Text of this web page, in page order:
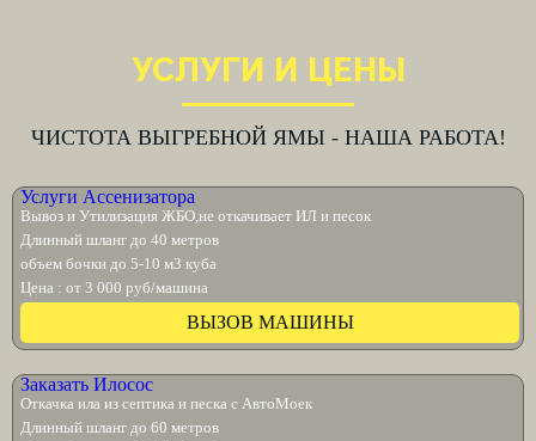
УСЛУГИ И ЦЕНЫ
ЧИСТОТА ВЫГРЕБНОЙ ЯМЫ - НАША РАБОТА!
Услуги Ассенизатора
Вывоз и Утилизация ЖБО,не откачивает ИЛ и песок
Длинный шланг до 40 метров
объем бочки до 5-10 м3 куба
Цена : от 3 000 руб/машина
ВЫЗОВ МАШИНЫ
Заказать Илосос
Откачка ила из септика и песка с АвтоМоек
Длинный шланг до 60 метров